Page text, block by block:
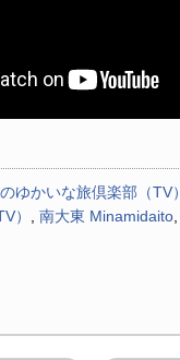
ゆかいな旅倶楽部（TV）
）
南大東 Minamidaito